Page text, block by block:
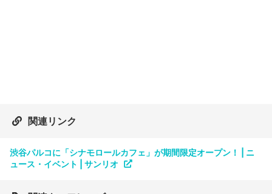
関連リンク
渋谷パルコに「シナモロールカフェ」が期間限定オープン！ | ニ
ュース・イベント | サンリオ